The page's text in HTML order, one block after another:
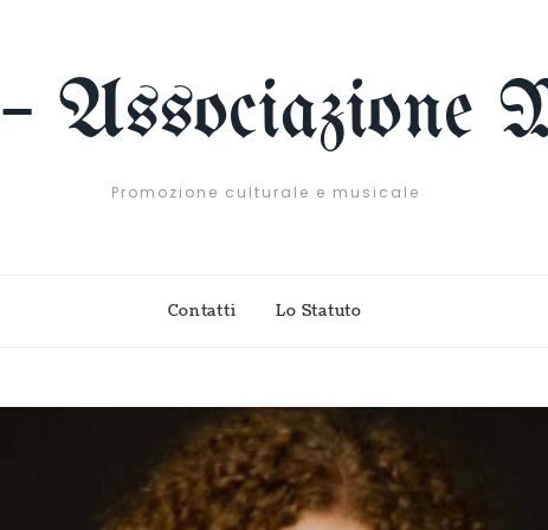
Associazione
Promozione culturale e musicale
Contatti Lo Statuto